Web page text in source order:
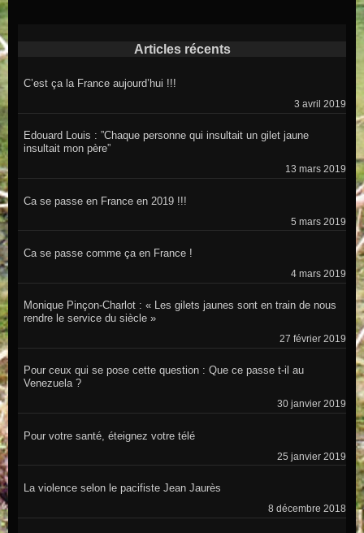
Articles récents
C’est ça la France aujourd’hui !!!
3 avril 2019
Edouard Louis : ”Chaque personne qui insultait un gilet jaune
insultait mon père”
13 mars 2019
Ca se passe en France en 2019 !!!
5 mars 2019
Ca se passe comme ça en France !
4 mars 2019
Monique Pinçon-Charlot : « Les gilets jaunes sont en train de nous
rendre le service du siècle »
27 février 2019
Pour ceux qui se pose cette question : Que ce passe t-il au
Venezuela ?
30 janvier 2019
Pour votre santé, éteignez votre télé
25 janvier 2019
La violence selon le pacifiste Jean Jaurès
8 décembre 2018